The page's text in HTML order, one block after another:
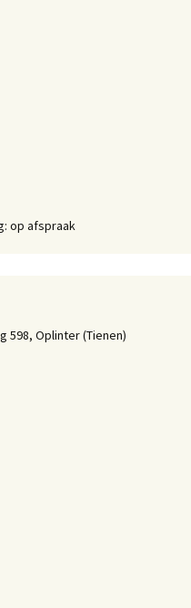
op afspraak
598, Oplinter (Tienen)